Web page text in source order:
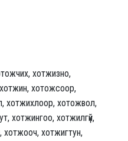
хотжизно,
хотожсоор,
хотжихлоор, хотожвол,
хотжингоо, хотжилгүй,
хотжигтун,